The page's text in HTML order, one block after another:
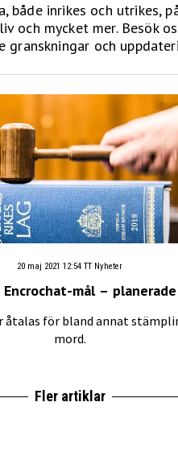
både inrikes och
och mycket mer.
granskningar och
20 maj 2021 12:54 TT Nyheter
mål –
åtalas för bland annat
mord.
Fler artiklar